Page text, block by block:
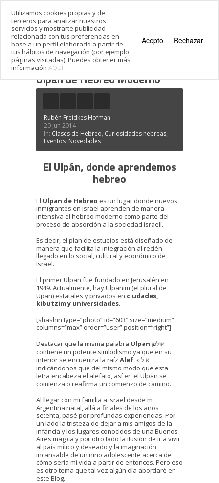
Estás en:
Ulpan de Hebreo Moderno
Rubén Freidkes Hofman
20 Jun 2014
In: Clases de Hebreo, Curiosidades hebreas,
Eventos, Novedades
El Ulpán, donde aprendemos
hebreo
El Ulpan de Hebreo es un lugar donde nuevos
inmigrantes en Israel aprenden de manera
intensiva el hebreo moderno como parte del
proceso de absorción a la sociedad israelí.
Es decir, el plan de estudios está diseñado de
manera que facilita la integración al recién
llegado en lo social, cultural y económico de
Israel.
El primer Ulpan fue fundado en Jerusalén en
1949. Actualmente, hay Ulpanim (el plural de
Upan) estatales y privados en ciudades,
kibutzim y universidades.
[shashin type=”photo” id=”603″ size=”medium”
columns=”max” order=”user” position=”right”]
Destacar que la misma palabra Ulpan אולפן
contiene un potente simbolismo ya que en su
interior se encuentra la raíz Alef א ל פ
indicándonos que del mismo modo que esta
letra encabeza el alefato, así en el Ulpan se
comienza o reafirma un comienzo de camino.
Al llegar con mi familia a Israel desde mi
Argentina natal, allá a finales de los años
setenta, pasé por profundas experiencias. Por
un lado la tristeza de dejar a mis amigos de la
infancia y los lugares conocidos de una Buenos
Aires mágica y por otro lado la ilusión de ir a vivir
al país mítico y deseado y la imaginación
incansable de un niño adolescente acerca de
cómo sería mi vida a partir de entonces. Pero eso
es otro tema que tal vez algún día abordaré en
este Blog.
Utilizamos cookies propias y de
terceros para analizar nuestros
servicios y mostrarte publicidad
relacionada con tus preferencias en
base a un perfil elaborado a partir de
tus hábitos de navegación (por ejemplo
páginas visitadas). Puedes obtener más
información AQUÍ
Acepto Rechazar